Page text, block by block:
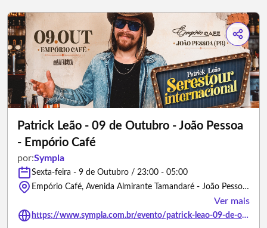
Patrick Leão - 09 de Outubro - João Pessoa
- Empório Café
por:Sympla
Sexta-feira - 9 de Outubro / 23:00 - 05:00
Empório Café, Avenida Almirante Tamandaré - João Pessoa/Paraíba
Ver mais
https://www.sympla.com.br/evento/patrick-leao-09-de-outubro-joao-pessoa-emporio-cafe/3496115